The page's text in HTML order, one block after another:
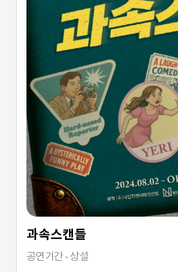
과속스캔들
공연기간 - 상설